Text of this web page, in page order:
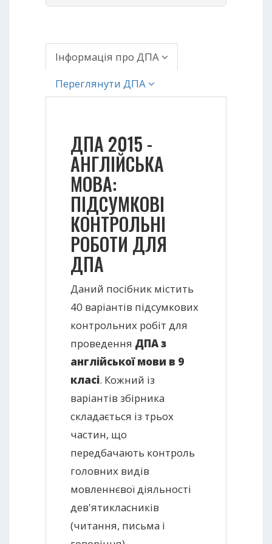
Інформація про ДПА
Переглянути ДПА
ДПА 2015 -
АНГЛІЙСЬКА
МОВА:
ПІДСУМКОВІ
КОНТРОЛЬНІ
РОБОТИ ДЛЯ
ДПА
Даний посібник містить
40 варіантів підсумкових
контрольних робіт для
проведення ДПА з
англійської мови в 9
класі. Кожний із
варіантів збірника
складається із трьох
частин, що
передбачають контроль
головних видів
мовленнєвої діяльності
дев'ятикласників
(читання, письма і